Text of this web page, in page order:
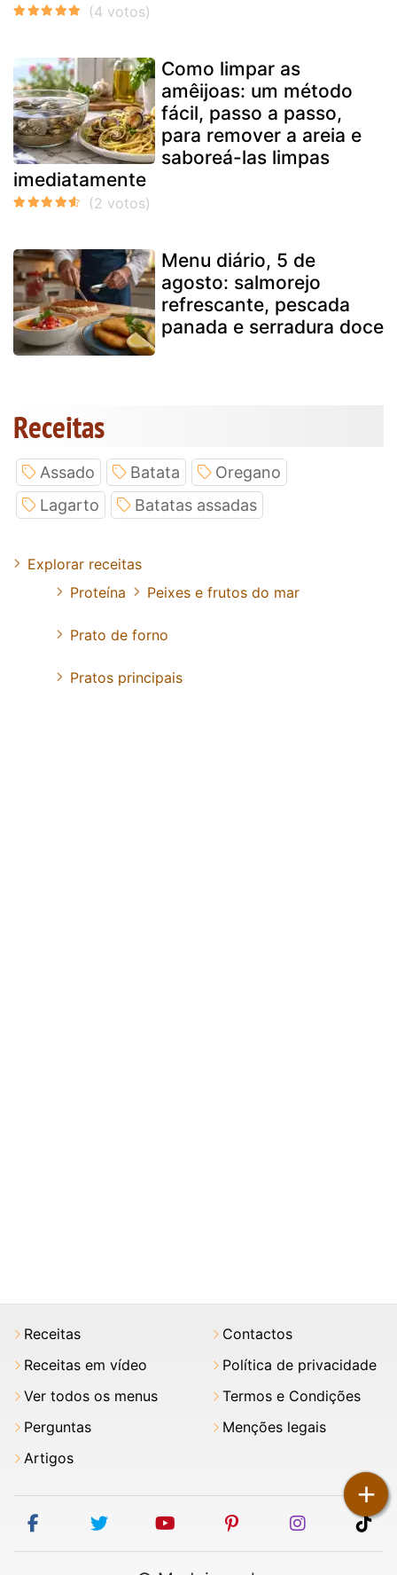
+
Como limpar as
amêijoas: um método
fácil, passo a passo,
para remover a areia e
saboreá-las limpas
imediatamente
Menu diário, 5 de
agosto: salmorejo
refrescante, pescada
panada e serradura doce
Receitas
Assado Batata
Oregano
Lagarto
Batatas assadas
Explorar receitas
Proteína
Peixes e frutos do mar
Prato de forno
Pratos principais
Receitas
Receitas em vídeo
Ver todos os menus
Perguntas
Artigos
Contactos
Política de privacidade
Termos e Condições
Menções legais
facebooktwitter youtubepinterestinstagram